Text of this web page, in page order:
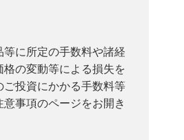
に所定の手数料や諸経
の変動等による損失を
投資にかかる手数料等
事項のページをお開き